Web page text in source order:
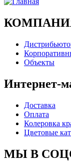
Объекты
Интернет-
Доставка
Оплата
Колеровка
Цветовые
МЫ В